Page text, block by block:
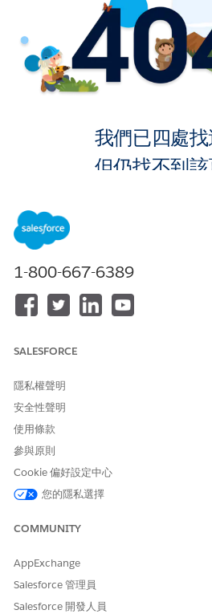
我們已四處找
但仍找不到該
1-800-667-6389
SALESFORCE
隱私權聲明
安全性聲明
使用條款
參與原則
Cookie 偏好設定中心
您的隱私選擇
COMMUNITY
AppExchange
Salesforce 管理員
Salesforce 開發人員